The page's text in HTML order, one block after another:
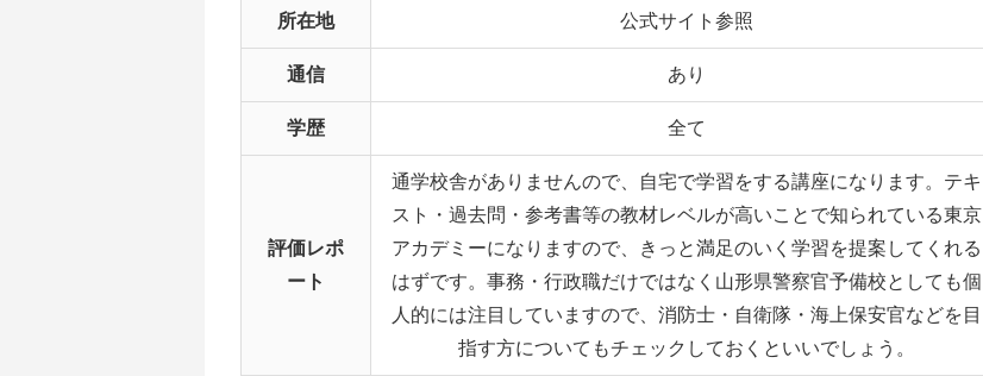
所在地 公式サイト参照
通信 あり
学歴 全て
評価レポ
ート
通学校舎がありませんので、自宅で学習をする講座になります。テキ
スト・過去問・参考書等の教材レベルが高いことで知られている東京
アカデミーになりますので、きっと満足のいく学習を提案してくれる
はずです。事務・行政職だけではなく山形県警察官予備校としても個
人的には注目していますので、消防士・自衛隊・海上保安官などを目
指す方についてもチェックしておくといいでしょう。